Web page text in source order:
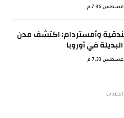
وأمستردام: اكتشف مدن
في أوروبا
اعلانات